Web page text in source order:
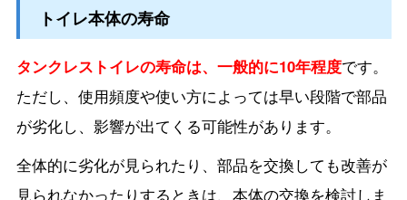
トイレ本体の寿命
タンクレストイレの寿命は、一般的に10年程度です。
ただし、使用頻度や使い方によっては早い段階で部品
が劣化し、影響が出てくる可能性があります。
全体的に劣化が見られたり、部品を交換しても改善が
見られなかったりするときは、本体の交換を検討しま